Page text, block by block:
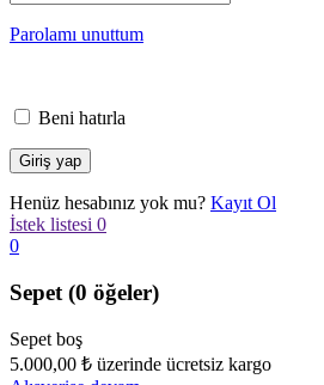
Parolamı unuttum
Beni hatırla
Henüz hesabınız yok mu? Kayıt Ol
İstek listesi 0
0
Sepet (0 öğeler)
Sepet boş
5.000,00 ₺ üzerinde ücretsiz kargo